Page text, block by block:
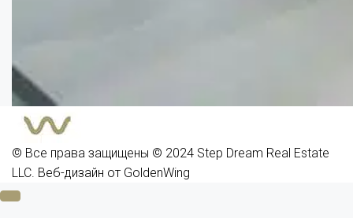
© Все права защищены © 2024 Step Dream Real Estate
LLC. Веб-дизайн от GoldenWing